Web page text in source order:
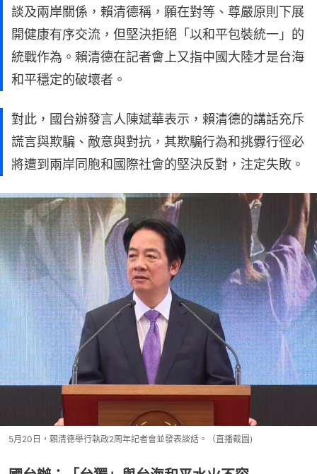
談及兩岸關係，賴清德稱，願在對等、尊嚴原則下展
開健康有序交流，但堅決拒絕「以和平包裝統一」的
統戰作為。賴清德在記者會上又指中國大陸才是台海
和平穩定的破壞者。
對此，國台辦發言人陳斌華表示，賴清德的講話充斥
謊言與欺騙、敵意與對抗，其欺騙行為和挑釁行徑必
將遭到兩岸同胞和國際社會的堅決反對，注定失敗。
5月20日，賴清德舉行執政2周年記者會並發表談話。（直播截圖)